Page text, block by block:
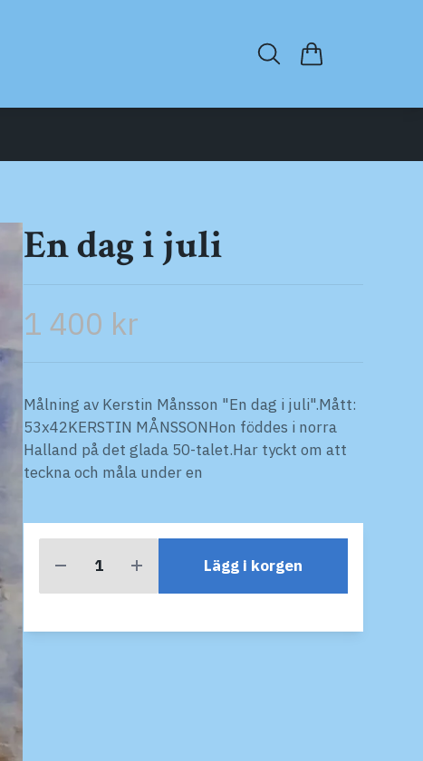
En dag i juli
1 400 kr
Målning av Kerstin Månsson "En dag i juli".Mått:
53x42KERSTIN MÅNSSONHon föddes i norra
Halland på det glada 50-talet.Har tyckt om att
teckna och måla under en
Lägg i korgen